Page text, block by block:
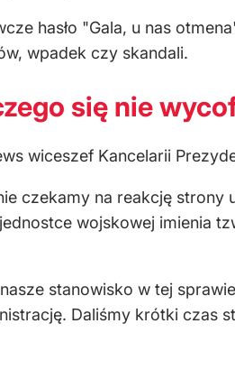
hasło "Gala, u nas
wpadek czy skandali.
się nie
wiceszef Kancelarii
czekamy na reakcję strony
wojskowej imienia
stanowisko w tej
Daliśmy krótki czas